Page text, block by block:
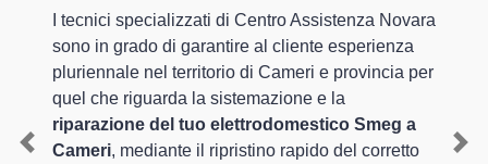
I tecnici specializzati di Centro Assistenza Novara
sono in grado di garantire al cliente esperienza
pluriennale nel territorio di Cameri e provincia per
quel che riguarda la sistemazione e la
riparazione del tuo elettrodomestico Smeg a
Cameri, mediante il ripristino rapido del corretto
Previous